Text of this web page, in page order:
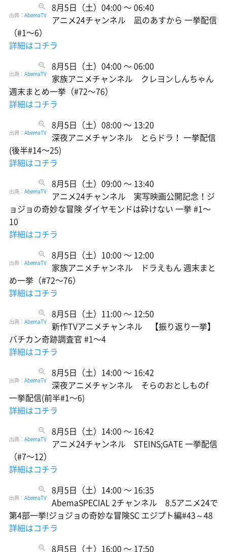
出典： AbemaTV
8月5日（土）04:00 〜 06:40
アニメ24チャンネル 凪のあすから 一挙配信
（#1〜6）
詳細はコチラ
出典： AbemaTV
8月5日（土）04:00 〜 06:00
家族アニメチャンネル クレヨンしんちゃん
週末まとめ一挙（#72〜76）
詳細はコチラ
出典： AbemaTV
8月5日（土）08:00 〜 13:20
深夜アニメチャンネル とらドラ！ 一挙配信
(後半#14〜25)
詳細はコチラ
出典： AbemaTV
8月5日（土）09:00 〜 13:40
アニメ24チャンネル 実写映画公開記念！ジ
ョジョの奇妙な冒険 ダイヤモンドは砕けない 一挙 #1〜
10
詳細はコチラ
出典： AbemaTV
8月5日（土）10:00 〜 12:00
家族アニメチャンネル ドラえもん 週末まと
め一挙（#72〜76）
詳細はコチラ
出典： AbemaTV
8月5日（土）11:00 〜 12:50
新作TVアニメチャンネル 【振り返り一挙】
バチカン奇跡調査官 #1〜4
詳細はコチラ
出典： AbemaTV
8月5日（土）14:00 〜 16:42
深夜アニメチャンネル そらのおとしものf
一挙配信(前半#1〜6)
詳細はコチラ
出典： AbemaTV
8月5日（土）14:00 〜 16:42
アニメ24チャンネル STEINS;GATE 一挙配信
（#7〜12）
詳細はコチラ
出典： AbemaTV
8月5日（土）14:00 〜 16:35
AbemaSPECIAL 2チャンネル 8.5アニメ24で
第4部一挙!ジョジョの奇妙な冒険SC エジプト編#43～48
詳細はコチラ
8月5日（土）16:00 〜 17:50